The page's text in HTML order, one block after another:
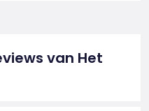
van Het